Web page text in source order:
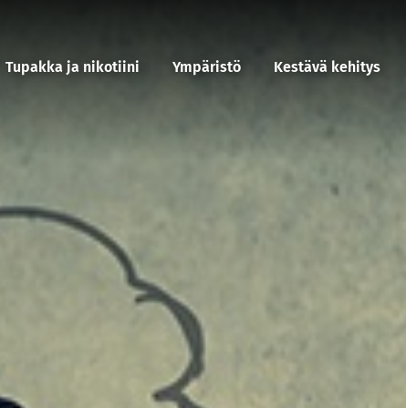
Tupakka ja nikotiini Ympäristö Kestävä kehitys